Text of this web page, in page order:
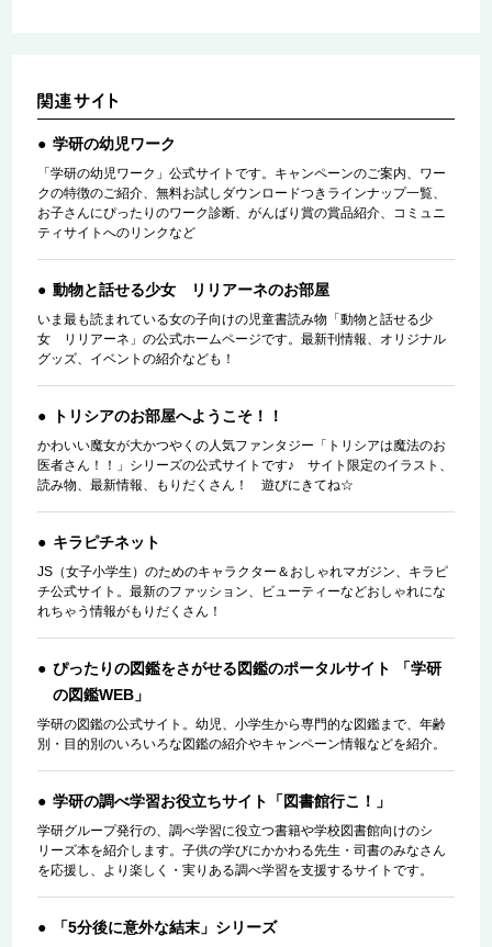
学研の幼児ワーク
「学研の幼児ワーク」公式サイトです。キャンペーンのご案内、ワー
クの特徴のご紹介、無料お試しダウンロードつきラインナップ一覧、
お子さんにぴったりのワーク診断、がんばり賞の賞品紹介、コミュニ
ティサイトへのリンクなど
動物と話せる少女 リリアーネのお部屋
いま最も読まれている女の子向けの児童書読み物「動物と話せる少
女 リリアーネ」の公式ホームページです。最新刊情報、オリジナル
グッズ、イベントの紹介なども！
トリシアのお部屋へようこそ！！
かわいい魔女が大かつやくの人気ファンタジー「トリシアは魔法のお
医者さん！！」シリーズの公式サイトです♪ サイト限定のイラスト、
読み物、最新情報、もりだくさん！ 遊びにきてね☆
キラピチネット
JS（女子小学生）のためのキャラクター＆おしゃれマガジン、キラピ
チ公式サイト。最新のファッション、ビューティーなどおしゃれにな
れちゃう情報がもりだくさん！
ぴったりの図鑑をさがせる図鑑のポータルサイト 「学研
の図鑑WEB」
学研の図鑑の公式サイト。幼児、小学生から専門的な図鑑まで、年齢
別・目的別のいろいろな図鑑の紹介やキャンペーン情報などを紹介。
学研の調べ学習お役立ちサイト「図書館行こ！」
学研グループ発行の、調べ学習に役立つ書籍や学校図書館向けのシ
リーズ本を紹介します。子供の学びにかかわる先生・司書のみなさん
を応援し、より楽しく・実りある調べ学習を支援するサイトです。
「5分後に意外な結末」シリーズ